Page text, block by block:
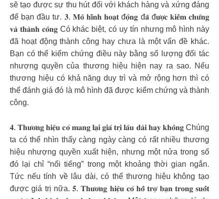
sẽ tạo được sự thu hút đối với khách hàng và xứng đáng
để bạn đầu tư. 𝟑. 𝐌𝐨̂ 𝐡𝐢̀𝐧𝐡 𝐡𝐨𝐚̣𝐭 đ𝐨̣̂𝐧𝐠 đ𝐚̃ đ𝐮̛𝐨̛̣𝐜 𝐤𝐢𝐞̂̉𝐦 𝐜𝐡𝐮̛́𝐧𝐠
𝐯𝐚̀ 𝐭𝐡𝐚̀𝐧𝐡 𝐜𝐨̂𝐧𝐠 Có khác biệt, có uy tín nhưng mô hình này
đã hoạt động thành công hay chưa là một vấn đề khác.
Bạn có thể kiểm chứng điều này bằng số lượng đối tác
nhượng quyền của thương hiệu hiện nay ra sao. Nếu
thương hiệu có khả năng duy trì và mở rộng hơn thì có
thể đánh giá đó là mô hình đã được kiểm chứng và thành
công.
𝟒. 𝐓𝐡𝐮̛𝐨̛𝐧𝐠 𝐡𝐢𝐞̣̂𝐮 𝐜𝐨́ 𝐦𝐚𝐧𝐠 𝐥𝐚̣𝐢 𝐠𝐢𝐚́ 𝐭𝐫𝐢̣ 𝐥𝐚̂𝐮 𝐝𝐚̀𝐢 𝐡𝐚𝐲 𝐤𝐡𝐨̂𝐧𝐠 Chúng
ta có thể nhìn thấy càng ngày càng có rất nhiều thương
hiệu nhượng quyền xuất hiện, nhưng một nửa trong số
đó lại chỉ “nổi tiếng” trong một khoảng thời gian ngắn.
Tức nếu tính về lâu dài, có thể thương hiệu không tạo
được giá trị nữa. 𝟓. 𝐓𝐡𝐮̛𝐨̛𝐧𝐠 𝐡𝐢𝐞̣̂𝐮 𝐜𝐨́ 𝐡𝐨̂̃ 𝐭𝐫𝐨̛̣ 𝐛𝐚̣𝐧 𝐭𝐫𝐨𝐧𝐠 𝐬𝐮𝐨̂́𝐭